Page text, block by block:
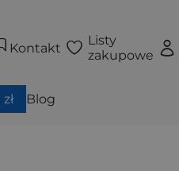
Kontakt
Listy
zakupowe
Blog